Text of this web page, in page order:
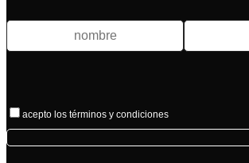
acepto los términos y condiciones